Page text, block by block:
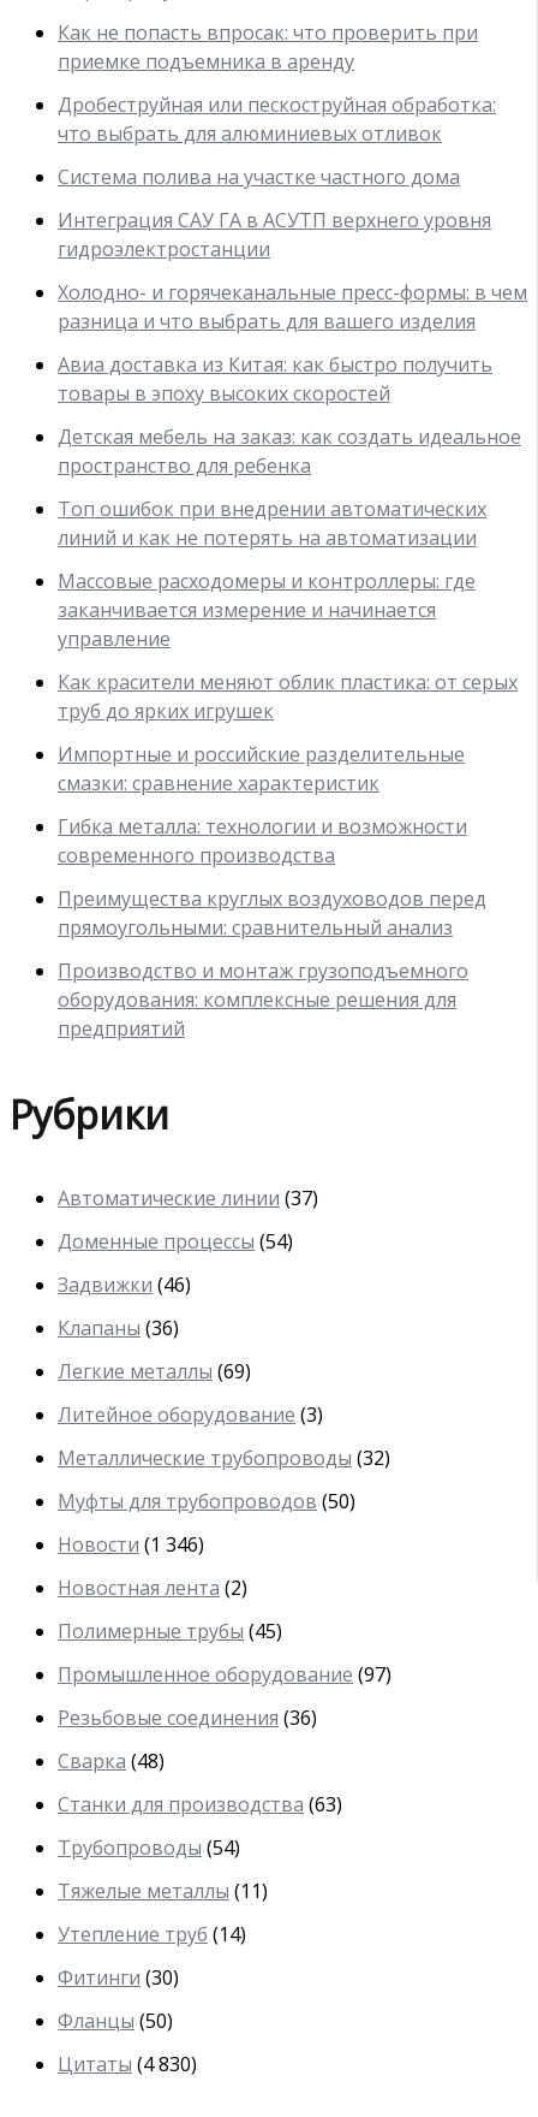
Как не попасть впросак: что проверить при
приемке подъемника в аренду
Дробеструйная или пескоструйная обработка:
что выбрать для алюминиевых отливок
Система полива на участке частного дома
Интеграция САУ ГА в АСУТП верхнего уровня
гидроэлектростанции
Холодно- и горячеканальные пресс-формы: в чем
разница и что выбрать для вашего изделия
Авиа доставка из Китая: как быстро получить
товары в эпоху высоких скоростей
Детская мебель на заказ: как создать идеальное
пространство для ребенка
Топ ошибок при внедрении автоматических
линий и как не потерять на автоматизации
Массовые расходомеры и контроллеры: где
заканчивается измерение и начинается
управление
Как красители меняют облик пластика: от серых
труб до ярких игрушек
Импортные и российские разделительные
смазки: сравнение характеристик
Гибка металла: технологии и возможности
современного производства
Преимущества круглых воздуховодов перед
прямоугольными: сравнительный анализ
Производство и монтаж грузоподъемного
оборудования: комплексные решения для
предприятий
Рубрики
Автоматические линии (37)
Доменные процессы (54)
Задвижки (46)
Клапаны (36)
Легкие металлы (69)
Литейное оборудование (3)
Металлические трубопроводы (32)
Муфты для трубопроводов (50)
Новости (1 346)
Новостная лента (2)
Полимерные трубы (45)
Промышленное оборудование (97)
Резьбовые соединения (36)
Сварка (48)
Станки для производства (63)
Трубопроводы (54)
Тяжелые металлы (11)
Утепление труб (14)
Фитинги (30)
Фланцы (50)
Цитаты (4 830)